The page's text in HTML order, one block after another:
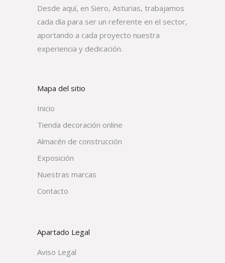
Desde aquí, en Siero, Asturias, trabajamos
cada día para ser un referente en el sector,
aportando a cada proyecto nuestra
experiencia y dedicación.
Mapa del sitio
Inicio
Tienda decoración online
Almacén de construcción
Exposición
Nuestras marcas
Contacto
Apartado Legal
Aviso Legal